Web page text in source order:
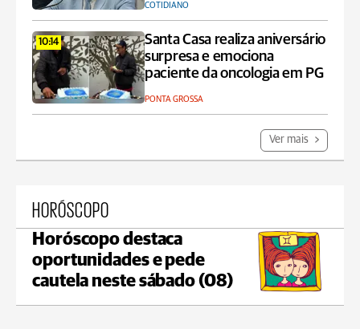
COTIDIANO
10:14
Santa Casa realiza aniversário
surpresa e emociona
paciente da oncologia em PG
PONTA GROSSA
Ver mais
HORÓSCOPO
Horóscopo destaca
oportunidades e pede
cautela neste sábado (08)